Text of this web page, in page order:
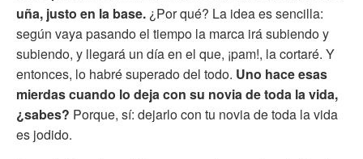
uña, justo en la base. ¿Por qué? La idea es sencilla:
según vaya pasando el tiempo la marca irá subiendo y
subiendo, y llegará un día en el que, ¡pam!, la cortaré. Y
entonces, lo habré superado del todo. Uno hace esas
mierdas cuando lo deja con su novia de toda la vida,
¿sabes? Porque, sí: dejarlo con tu novia de toda la vida
es jodido.